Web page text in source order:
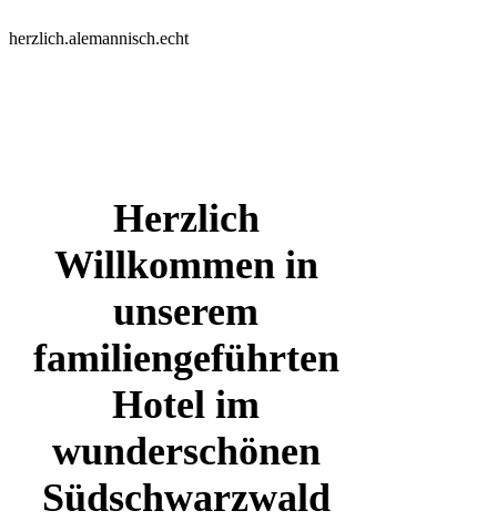
herzlich.alemannisch.echt
Herzlich
Willkommen in
unserem
familiengeführten
Hotel im
wunderschönen
Südschwarzwald